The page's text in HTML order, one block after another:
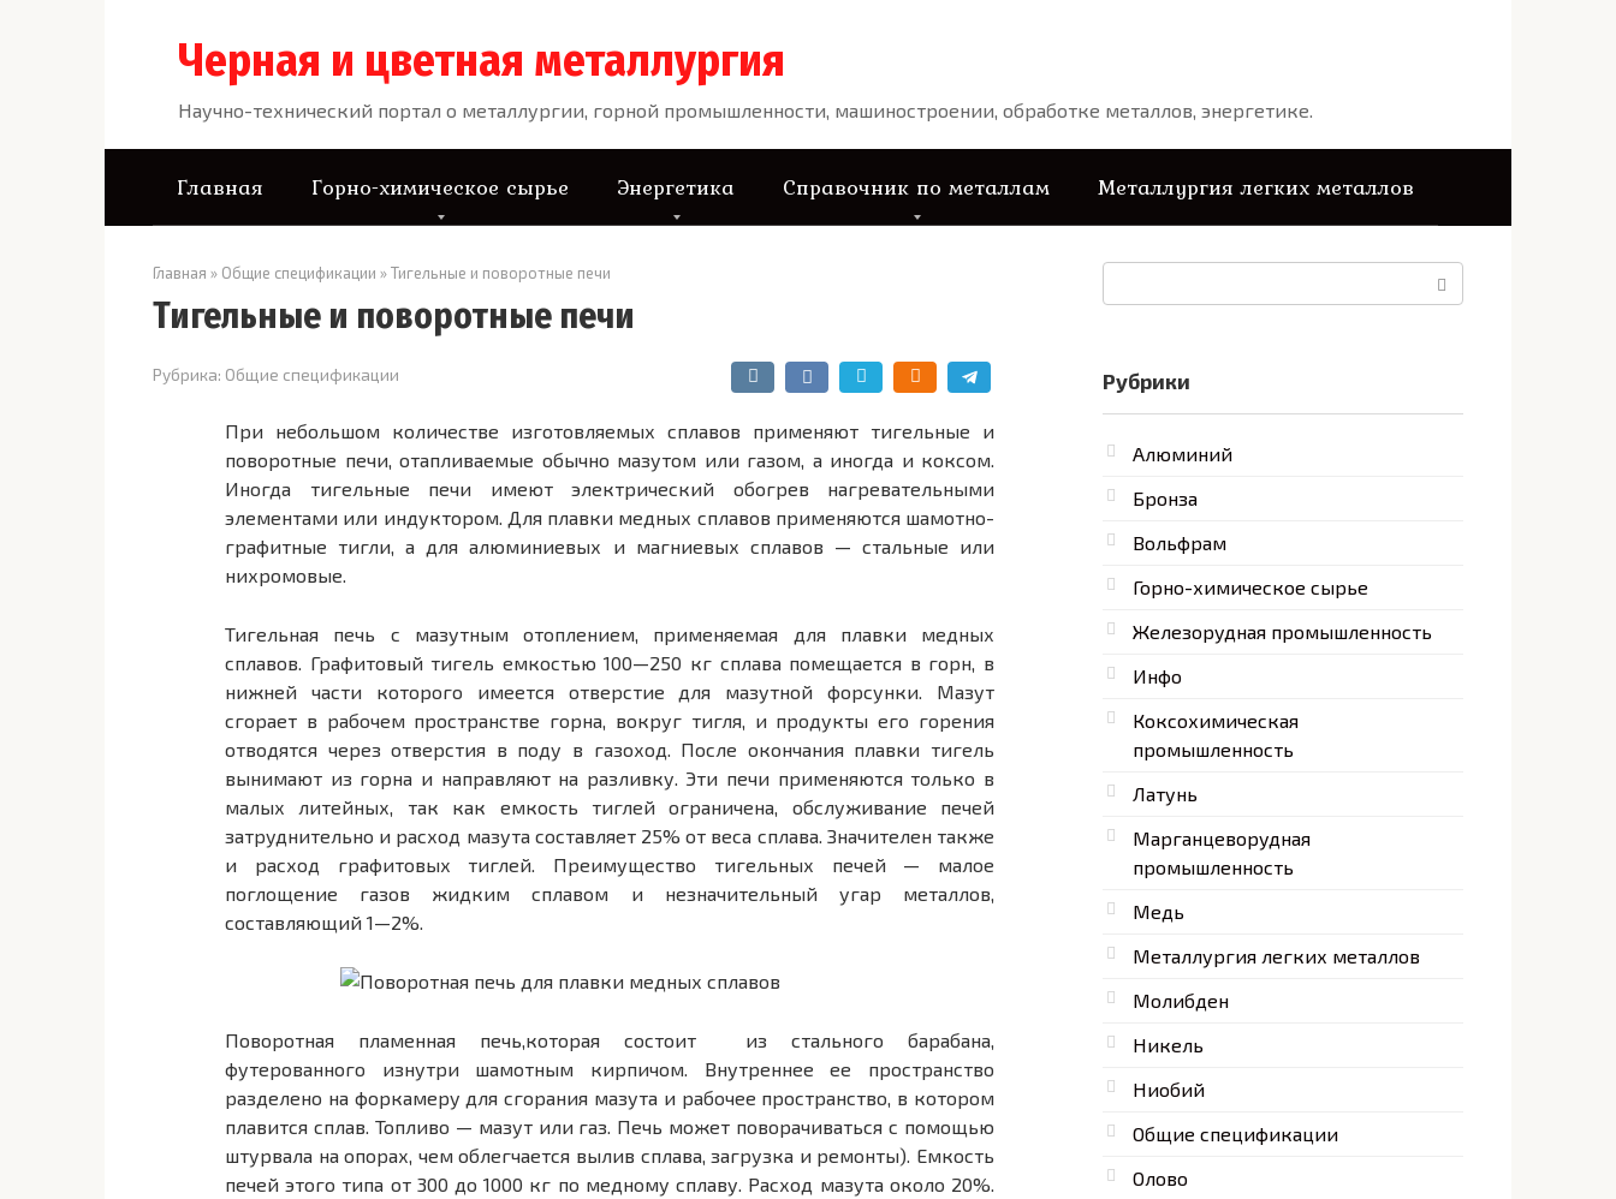
Черная и цветная металлургия
Научно-технический портал о металлургии, горной промышленности, машиностроении, обработке металлов, энергетике.
Главная Горно-химическое сырье Энергетика Справочник по металлам Металлургия легких металлов
Главная » Общие спецификации »Тигельные и поворотные печи
Тигельные и поворотные печи
Рубрика: Общие спецификации
При небольшом количестве изготовляемых сплавов применяют тигельные и
поворотные печи, отапливаемые обычно мазутом или газом, а иногда и коксом.
Иногда тигельные печи имеют электрический обогрев нагревательными
элементами или индуктором. Для плавки медных сплавов применяются шамотно­-
графитные тигли, а для алюминиевых и магниевых сплавов — стальные или
нихромовые.
Тигельная печь с мазутным отоплением, применяемая для плавки медных
сплавов. Графитовый тигель емкостью 100—250 кг сплава помещается в горн, в
нижней час­ти которого имеется отверстие для мазутной форсунки. Мазут
сгорает в рабочем пространстве горна, вокруг тигля, и продукты его горения
отводятся через отверстия в поду в газоход. После окончания плавки тигель
вынимают из горна и направляют на разливку. Эти печи применяются только в
малых литейных, так как емкость тиглей ограничена, обслуживание печей
затрудни­тельно и расход мазута составляет 25% от веса сплава. Значителен также
и расход графитовых тиглей. Преимущество тигельных печей — малое
поглощение газов жидким сплавом и незначительный угар металлов,
составляющий 1—2%.
Поворотная пламенная печь,которая состоит из стального барабана,
футерованного изнутри шамотным кирпичом. Внутреннее ее пространство
разделено на форкамеру для сгорания мазута и рабочее пространство, в котором
плавится сплав. Топливо — мазут или газ. Печь может поворачиваться с помощью
штурвала на опорах, чем облегчается вылив сплава, загрузка и ремонты). Емкость
печей этого типа от 300 до 1000 кг по медному сплаву. Расход мазута около 20%.
Рубрики
Алюминий
Бронза
Вольфрам
Горно-химическое сырье
Железорудная промышленность
Инфо
Коксохимическая
промышленность
Латунь
Марганцеворудная
промышленность
Медь
Металлургия легких металлов
Молибден
Никель
Ниобий
Общие спецификации
Олово